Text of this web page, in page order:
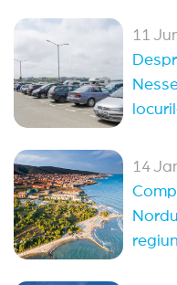
Alte statiuni in
Duni
Elenite Nessebar
Sveti Vlas (13)
Pomorie (4)
11
14